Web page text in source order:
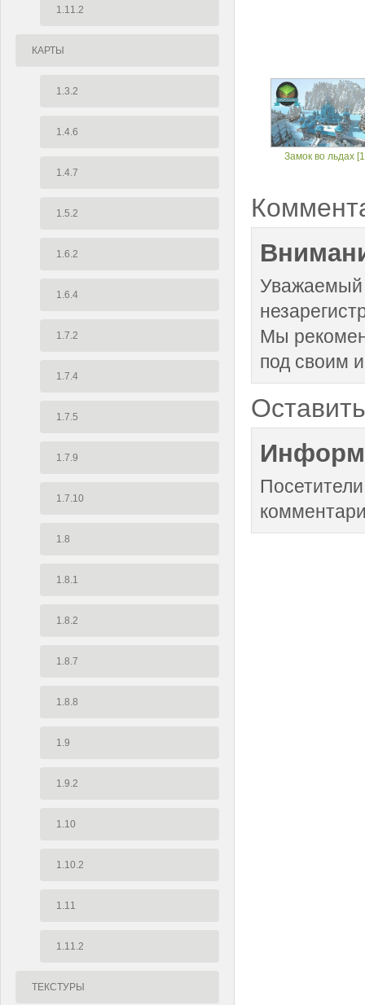
1.11.2
КАРТЫ
1.3.2
1.4.6
1.4.7
1.5.2
1.6.2
1.6.4
1.7.2
1.7.4
1.7.5
1.7.9
1.7.10
1.8
1.8.1
1.8.2
1.8.7
1.8.8
1.9
1.9.2
1.10
1.10.2
1.11
1.11.2
ТЕКСТУРЫ
Замок во льдах
Уважаемый
Мы
под своим